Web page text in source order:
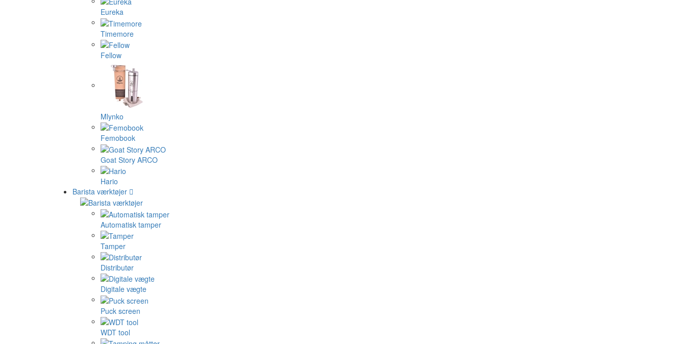
Eureka
Timemore
Fellow
Mlynko
Femobook
Goat Story ARCO
Hario
Barista værktøjer
Automatisk tamper
Tamper
Distributør
Digitale vægte
Puck screen
WDT tool